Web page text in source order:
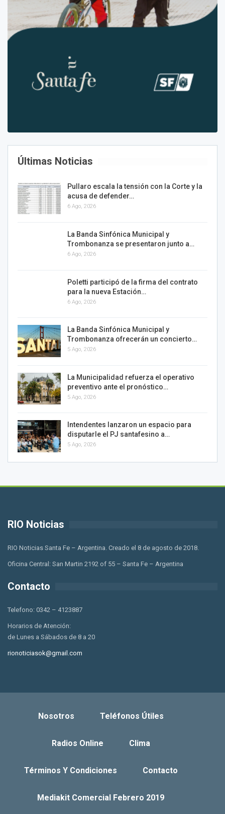
Últimas Noticias
Pullaro escala la tensión con la Corte y la
acusa de defender…
6 Ago, 2026
La Banda Sinfónica Municipal y
Trombonanza se presentaron junto a…
6 Ago, 2026
Poletti participó de la firma del contrato
para la nueva Estación…
6 Ago, 2026
La Banda Sinfónica Municipal y
Trombonanza ofrecerán un concierto…
5 Ago, 2026
La Municipalidad refuerza el operativo
preventivo ante el pronóstico…
5 Ago, 2026
Intendentes lanzaron un espacio para
disputarle el PJ santafesino a…
5 Ago, 2026
RIO Noticias
RIO Noticias Santa Fe – Argentina. Creado el 8 de agosto de 2018.
Oficina Central: San Martin 2192 of 55 – Santa Fe – Argentina
Contacto
Telefono: 0342 – 4123887
Horarios de Atención:
de Lunes a Sábados de 8 a 20
rionoticiasok@gmail.com
Nosotros Teléfonos Útiles
Radios Online Clima
Términos Y Condiciones Contacto
Mediakit Comercial Febrero 2019